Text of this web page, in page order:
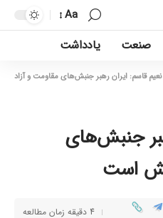
Aa
صنعت یادداشت
نعیم قاسم: ایران رهبر جنبش‌های مقاومت و
جنبش‌های
است
4 دقیقه زمان مطالعه